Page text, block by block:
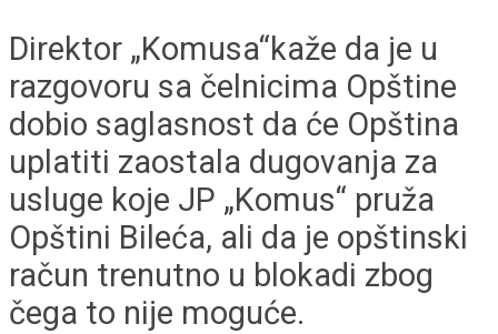
Direktor „Komusa“kaže da je u
razgovoru sa čelnicima Opštine
dobio saglasnost da će Opština
uplatiti zaostala dugovanja za
usluge koje JP „Komus“ pruža
Opštini Bileća, ali da je opštinski
račun trenutno u blokadi zbog
čega to nije moguće.